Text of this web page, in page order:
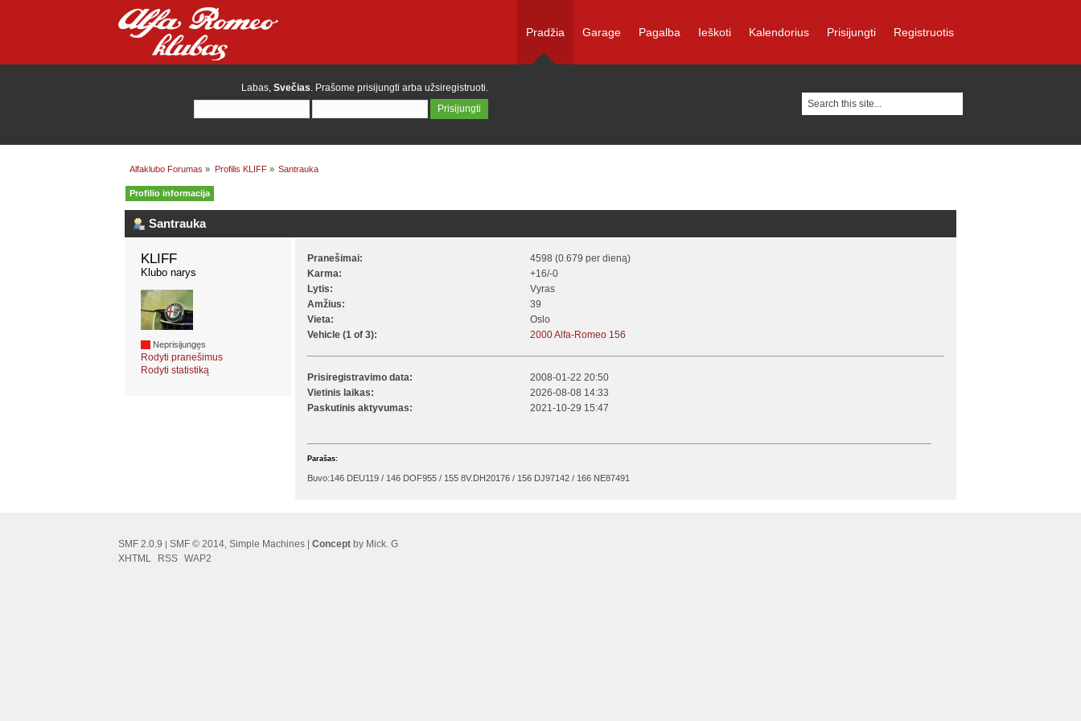
Pradžia Garage Pagalba Ieškoti Kalendorius Prisijungti Registruotis
Labas, Svečias. Prašome prisijungti arba užsiregistruoti.
Alfaklubo Forumas » Profilis KLIFF» Santrauka
Profilio informacija
Santrauka
KLIFF
Klubo narys
Neprisijungęs
Rodyti pranešimus
Rodyti statistiką
Pranešimai:
4598 (0.679 per dieną)
Karma:
+16/-0
Lytis:
Vyras
Amžius:
39
Vieta:
Oslo
Vehicle (1 of 3):
2000 Alfa-Romeo 156
Prisiregistravimo data:
2008-01-22 20:50
Vietinis laikas:
2026-08-08 14:33
Paskutinis aktyvumas:
2021-10-29 15:47
Parašas:
Buvo:146 DEU119 / 146 DOF955 / 155 8V.DH20176 / 156 DJ97142 / 166 NE87491
SMF 2.0.9 | SMF © 2014 Simple Machines Concept by Mick. G
XHTML
RSS WAP2